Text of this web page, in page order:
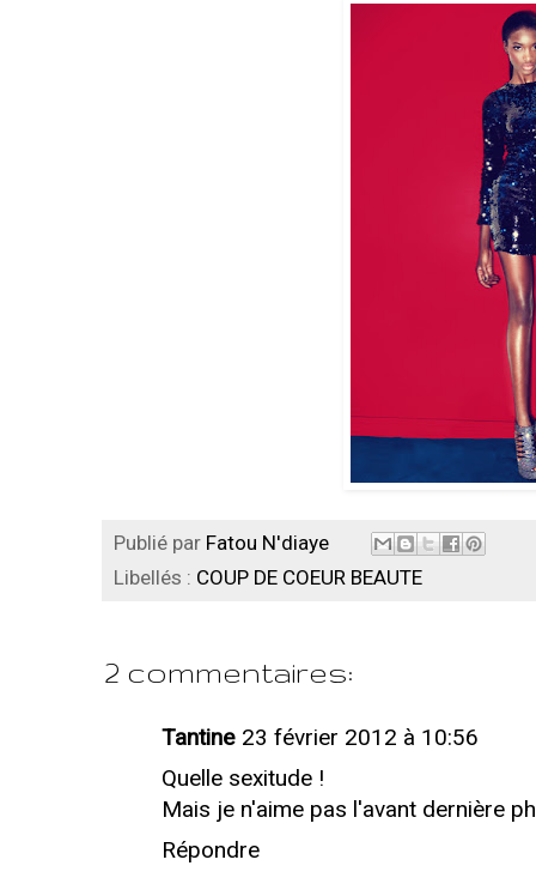
Publié par Fatou N'diaye
Libellés : COUP DE COEUR BEAUTE
2 commentaires:
Tantine 23 février 2012 à 10:56
Quelle sexitude !
Mais je n'aime pas l'avant dernière
Répondre